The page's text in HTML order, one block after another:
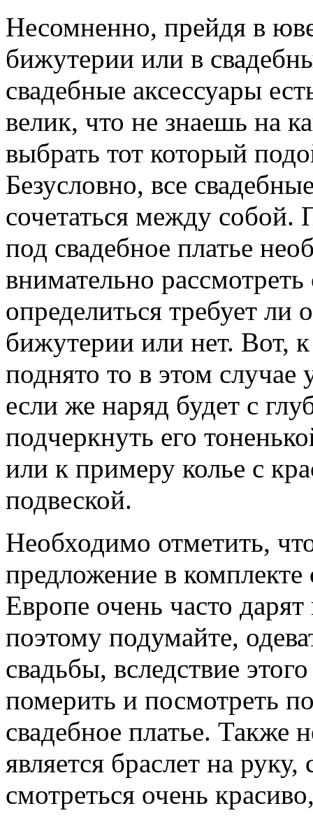
Несомненно, прейдя в
бижутерии или в
свадебные аксессуары
велик, что не знаешь на
выбрать тот который
Безусловно, все
сочетаться между
под свадебное платье
внимательно рассмотреть
определиться требует ли
бижутерии или нет. Вот,
поднято то в этом
если же наряд будет с
подчеркнуть его
или к примеру колье с
подвеской.
Необходимо отметить,
предложение в
Европе очень часто
поэтому подумайте,
свадьбы, вследствие
померить и посмотреть
свадебное платье.
является браслет на
смотреться очень